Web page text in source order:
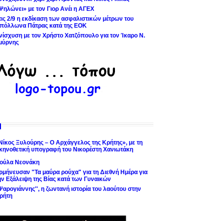
με τον Γιορ Ανέι η ΑΓΕΧ
2/9 η εκδίκαση των ασφαλιστικών μέτρων του
Πάτρας κατά της ΕΟΚ
με τον Χρήστο Χατζόπουλο για τον Ίκαρο Ν.
Ξυλούρης – Ο Αρχάγγελος της Κρήτης», με τη
υπογραφή του Νικορέστη Χανιωτάκη
Νεονάκη
"Τα μαύρα ρούχα" για τη Διεθνή Ημέρα για
Εξάλειψη της Βίας κατά των Γυναικών
η ζωντανή ιστορία του λαούτου στην